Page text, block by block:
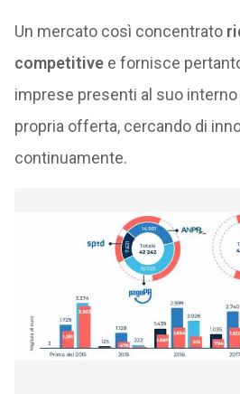
Un mercato così concentrato
competitivee fornisce
imprese presenti al suo interno
propria offerta, cercando di
continuamente.